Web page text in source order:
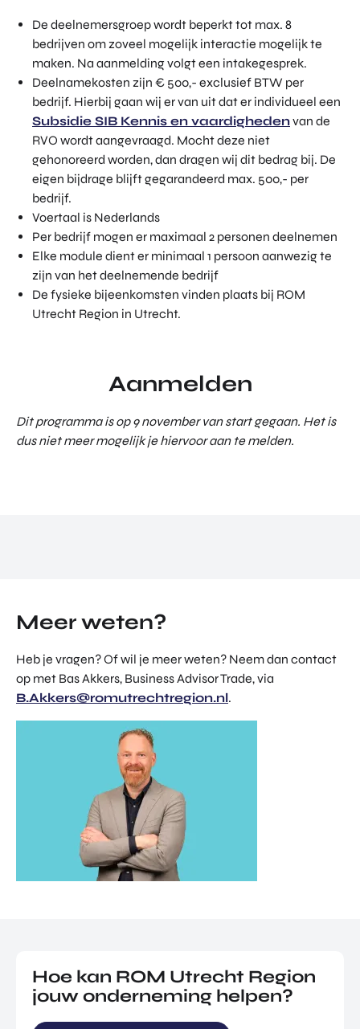
De deelnemersgroep wordt beperkt tot max. 8
bedrijven om zoveel mogelijk interactie mogelijk te
maken. Na aanmelding volgt een intakegesprek.
Deelnamekosten zijn € 500,- exclusief BTW per
bedrijf. Hierbij gaan wij er van uit dat er individueel een
Subsidie SIB Kennis en vaardighedenvan de
RVO wordt aangevraagd. Mocht deze niet
gehonoreerd worden, dan dragen wij dit bedrag bij. De
eigen bijdrage blijft gegarandeerd max. 500,- per
bedrijf.
Voertaal is Nederlands
Per bedrijf mogen er maximaal 2 personen deelnemen
Elke module dient er minimaal 1 persoon aanwezig te
zijn van het deelnemende bedrijf
De fysieke bijeenkomsten vinden plaats bij ROM
Utrecht Region in Utrecht.
Aanmelden
Dit programma is op 9 november van start gegaan. Het is
dus niet meer mogelijk je hiervoor aan te melden.
Meer weten?
Heb je vragen? Of wil je meer weten? Neem dan contact
op met Bas Akkers, Business Advisor Trade, via
B.Akkers@romutrechtregion.nl.
Hoe kan ROM Utrecht Region
jouw onderneming helpen?